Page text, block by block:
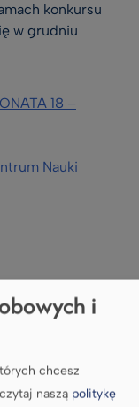
konkursu
w grudniu
18 –
Nauki
i
chcesz
naszą politykę